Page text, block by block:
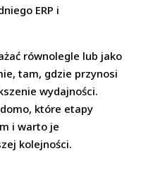
ERP i
równolegle lub jako
tam, gdzie przynosi
wydajności.
które etapy
i warto je
kolejności.